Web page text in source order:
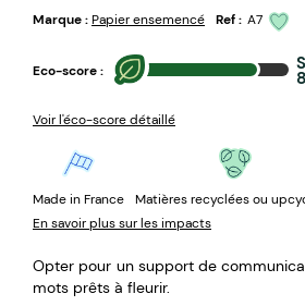
Marque :Papier ensemencé Ref : A7
Eco-score :
Voir l'éco-score détaillé
Made in France Matières recyclées ou
En savoir plus sur les impacts
Opter pour un support de
mots prêts à fleurir.